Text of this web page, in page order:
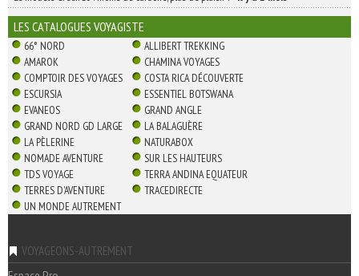
LES CATALOGUES VOYAGISTE
66° NORD
ALLIBERT TREKKING
AMAROK
CHAMINA VOYAGES
COMPTOIR DES VOYAGES
COSTA RICA DÉCOUVERTE
ESCURSIA
ESSENTIEL BOTSWANA
EVANEOS
GRAND ANGLE
GRAND NORD GD LARGE
LA BALAGUÈRE
LA PÈLERINE
NATURABOX
NOMADE AVENTURE
SUR LES HAUTEURS
TDS VOYAGE
TERRA ANDINA EQUATEUR
TERRES D'AVENTURE
TRACEDIRECTE
UN MONDE AUTREMENT
VOYAGEONS-AUTREMENT